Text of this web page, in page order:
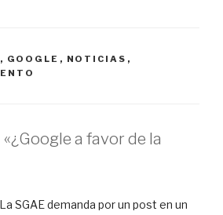
, GOOGLE , NOTICIAS ,
a favor de la
La SGAE demanda por un post en un